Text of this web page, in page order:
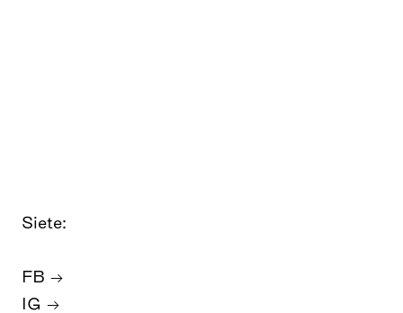
Siete:
FB
IG